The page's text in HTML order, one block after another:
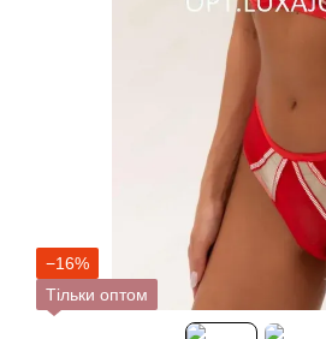
−16%
Тільки оптом